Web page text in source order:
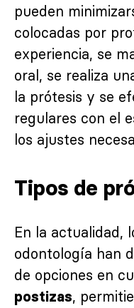
pueden
colocadas por
experiencia, se
oral, se realiza
la prótesis y se
regulares con el
los ajustes
Tipos de
En la actualidad,
odontología han
de opciones en
postizas,